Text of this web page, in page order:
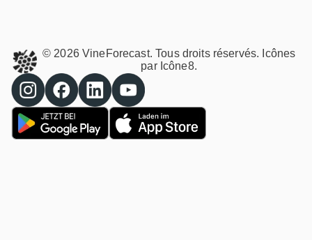
© 2026 VineForecast. Tous droits réservés. Icônes
par Icône8.